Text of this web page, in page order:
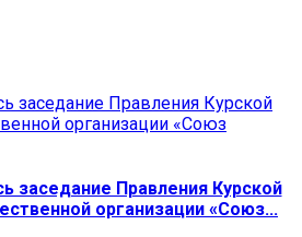
заседание Правления Курской
организации «Союз...